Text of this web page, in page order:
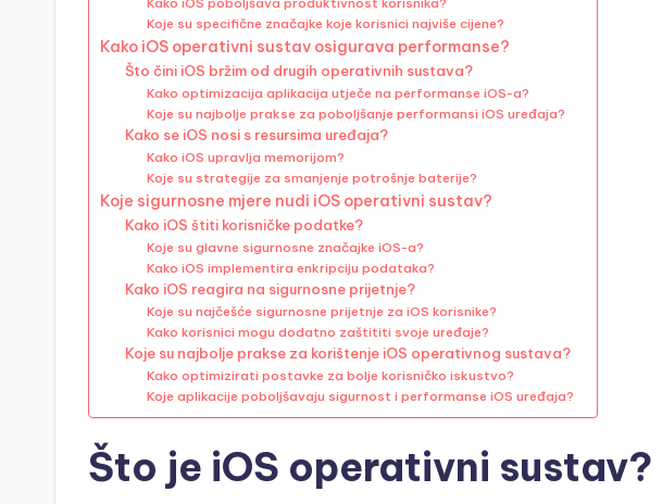
Koje su specifične značajke koje korisnici najviše cijene?
Kako iOS operativni sustav osigurava performanse?
Što čini iOS bržim od drugih operativnih sustava?
Kako optimizacija aplikacija utječe na performanse iOS-a?
Koje su najbolje prakse za poboljšanje performansi iOS uređaja?
Kako se iOS nosi s resursima uređaja?
Kako iOS upravlja memorijom?
Koje su strategije za smanjenje potrošnje baterije?
Koje sigurnosne mjere nudi iOS operativni sustav?
Kako iOS štiti korisničke podatke?
Koje su glavne sigurnosne značajke iOS-a?
Kako iOS implementira enkripciju podataka?
Kako iOS reagira na sigurnosne prijetnje?
Koje su najčešće sigurnosne prijetnje za iOS korisnike?
Kako korisnici mogu dodatno zaštititi svoje uređaje?
Koje su najbolje prakse za korištenje iOS operativnog sustava?
Kako optimizirati postavke za bolje korisničko iskustvo?
Koje aplikacije poboljšavaju sigurnost i performanse iOS uređaja?
Što je iOS operativni sustav?